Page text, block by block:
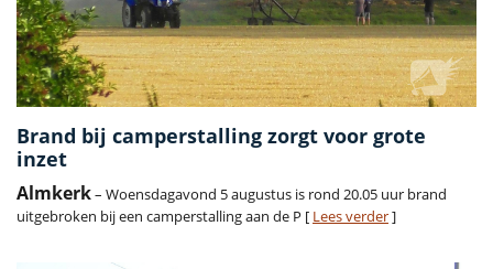
Brand bij camperstalling zorgt voor grote
inzet
Almkerk– Woensdagavond 5 augustus is rond 20.05 uur brand
uitgebroken bij een camperstalling aan de P [ Lees verder]